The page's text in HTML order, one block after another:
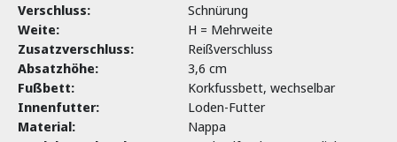
Verschluss:
Schnürung
Weite:
H = Mehrweite
Zusatzverschluss:
Reißverschluss
Absatzhöhe:
3,6 cm
Fußbett:
Korkfussbett, wechselbar
Innenfutter:
Loden-Futter
Material:
Nappa